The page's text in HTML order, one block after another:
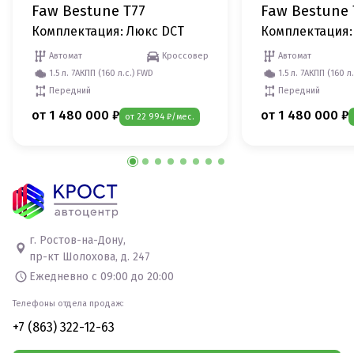
Faw Bestune T77
Комплектация: Люкс DCT
Автомат
Кроссовер
1.5 л. 7АКПП (160 л.с.) FWD
Передний
от 1 480 000 ₽ от 22 994 ₽/мес.
Faw Bestune
Автомат
1.5 л. 7АКПП (160
Передний
от 1 480 000 ₽
г. Ростов-на-Дону,
пр-кт Шолохова, д. 247
Ежедневно с 09:00 до 20:00
Телефоны отдела продаж:
+7 (863) 322-12-63